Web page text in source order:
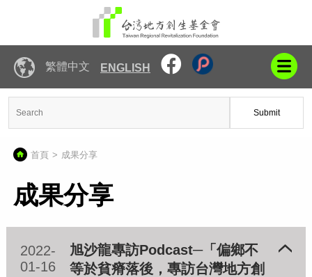
繁體中文 ENGLISH
Submit
首頁 成果分享
成果分享
2022-
01-16
旭沙龍專訪Podcast─「偏鄉不
等於貧瘠落後，專訪台灣地方創